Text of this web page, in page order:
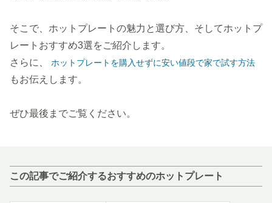
そこで、ホットプレートの魅力と選び方、そしてホットプ
レートおすすめ3選をご紹介します。
さらに、 ホットプレートを購入せずに安い値段で家で試す方法
もお伝えします。
ぜひ最後までご覧ください。
この記事でご紹介するおすすめのホットプレート